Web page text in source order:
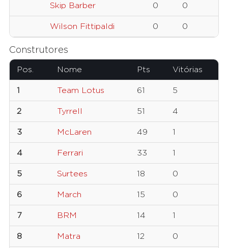
Skip Barber 0 0
Wilson Fittipaldi 0 0
Construtores
Pos. Nome Pts Vitórias
1 Team Lotus 61 5
2 Tyrrell 51 4
3 McLaren 49 1
4 Ferrari 33 1
5 Surtees 18 0
6 March 15 0
7 BRM 14 1
8 Matra 12 0